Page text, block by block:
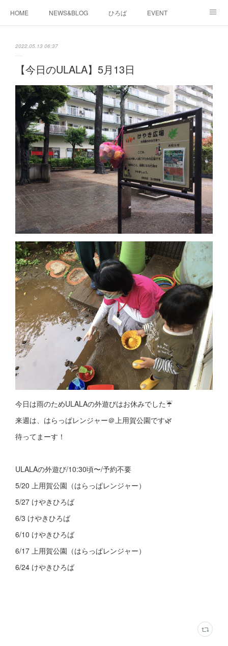
HOME NEWS&BLOG ひろば EVENT
2022.05.13 06:37
【今日のULALA】5月13日
今日は雨のためULALAの外遊びはお休みでした☔️
来週は、はらっぱレンジャー＠上用賀公園です🌿
待ってまーす！
ULALAの外遊び/10:30頃〜/予約不要
5/20 上用賀公園（はらっぱレンジャー）
5/27 けやきひろば
6/3 けやきひろば
6/10 けやきひろば
6/17 上用賀公園（はらっぱレンジャー）
6/24 けやきひろば